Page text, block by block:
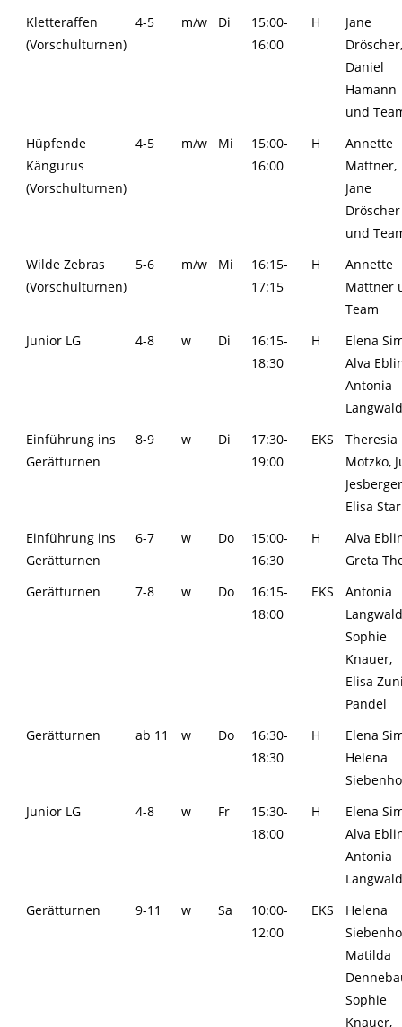
Kletteraffen
(Vorschulturnen)
4-5 m/w Di
15:00-
16:00
H
Jane
Dröscher,
Daniel
Hamann
und
Hüpfende
Kängurus
(Vorschulturnen)
4-5 m/w Mi
15:00-
16:00
H
Annette
Mattner,
Jane
Dröscher
und
Wilde Zebras
(Vorschulturnen)
5-6 m/w Mi
16:15-
17:15
H
Annette
Mattner
Team
Junior LG
4-8 w Di
16:15-
18:30
H
Elena
Alva
Antonia
Langwald
Einführung ins
Gerätturnen
8-9 w Di
17:30-
19:00
EKS
Theresia
Motzko,
Elisa
Einführung ins
Gerätturnen
6-7 w Do
15:00-
16:30
H
Alva
Greta
Gerätturnen
7-8 w Do
16:15-
18:00
EKS
Antonia
Sophie
Knauer,
Elisa
Pandel
Gerätturnen
ab 11 w Do
16:30-
18:30
H
Elena
Helena
Junior LG
4-8 w Fr
15:30-
18:00
H
Elena
Alva
Antonia
Langwald
Gerätturnen
9-11 w Sa
10:00-
12:00
EKS
Helena
Matilda
Sophie
Knauer,